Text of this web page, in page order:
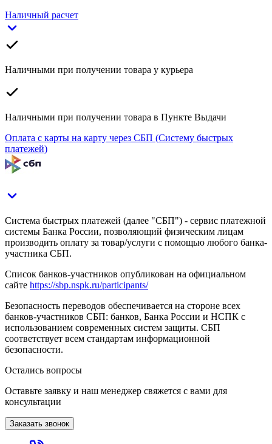
Наличный расчет
Наличными при получении товара у курьера
Наличными при получении товара в Пункте Выдачи
Оплата с карты на карту через СБП (Систему быстрых
платежей)
Система быстрых платежей (далее "СБП") - сервис платежной
системы Банка России, позволяющий физическим лицам
производить оплату за товар/услуги с помощью любого банка-
участника СБП.
Список банков-участников опубликован на официальном
сайте https://sbp.nspk.ru/participants/
Безопасность переводов обеспечивается на стороне всех
банков-участников СБП: банков, Банка России и НСПК с
использованием современных систем защиты. СБП
соответствует всем стандартам информационной
безопасности.
Остались вопросы
Оставьте заявку и наш менеджер свяжется с вами для
консультации
Заказать звонок